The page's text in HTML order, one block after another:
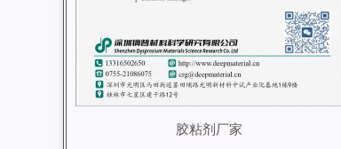
胶粘剂厂家